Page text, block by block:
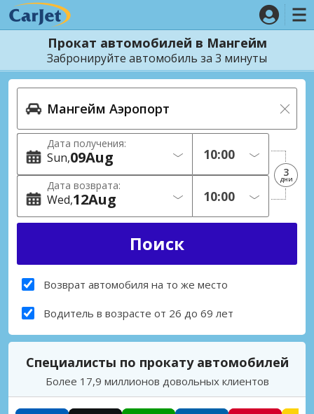
Прокат автомобилей в Мангейм
Забронируйте автомобиль за 3 минуты
Дата получения:
Sun 09Aug
Дата возврата:
Wed 12Aug
3
дни
Возврат автомобиля на то же место
Водитель в возрасте от 26 до 69 лет
Специалисты по прокату автомобилей
Более 17,9 миллионов довольных клиентов